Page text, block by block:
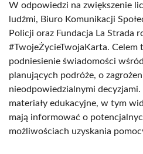
W odpowiedzi na zwiększenie
ludźmi, Biuro Komunikacji
Policji oraz Fundacja La Strada
#TwojeŻycieTwojaKarta.
podniesienie świadomości
planujących podróże, o
nieodpowiedzialnymi
materiały edukacyjne, w tym
mają informować o
możliwościach uzyskania